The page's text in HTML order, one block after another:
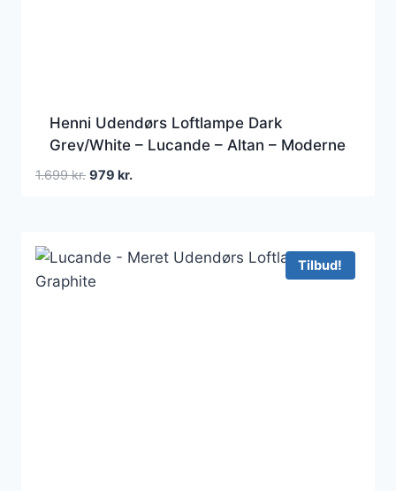
Henni Udendørs Loftlampe Dark
Grey/White – Lucande – Altan – Moderne
– Aluminium – Kantet
1.699kr. Den
1.699 kr..
979 kr.Den
979 kr..
Tilbud!